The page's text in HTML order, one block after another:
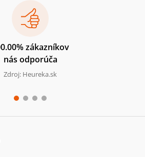
zákazníkov
nás odporúča
Zdroj: Heureka.sk